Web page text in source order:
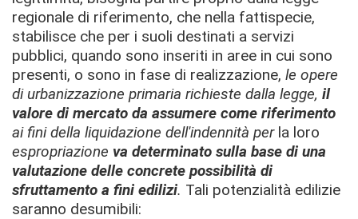
regionale di riferimento, che nella fattispecie,
stabilisce che per i suoli destinati a servizi
pubblici, quando sono inseriti in aree in cui sono
presenti, o sono in fase di realizzazione, le opere
di urbanizzazione primaria richieste dalla legge, il
valore di mercato da assumere come riferimento
ai fini della liquidazione dell'indennità per la loro
espropriazione va determinato sulla base di una
valutazione delle concrete possibilità di
sfruttamento a fini edilizi. Tali potenzialità edilizie
saranno desumibili: